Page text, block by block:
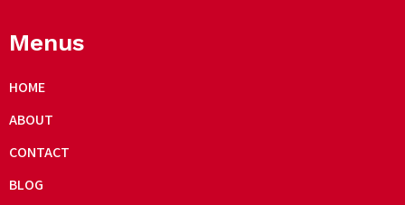
Menus
HOME
ABOUT
CONTACT
BLOG